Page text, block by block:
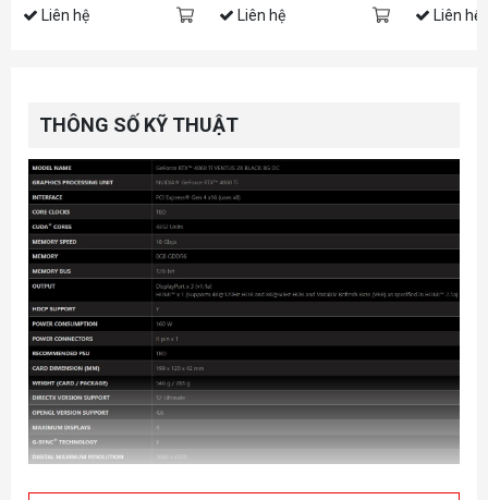
Liên hệ Liên hệ
Liên hệ
THÔNG SỐ KỸ THUẬT